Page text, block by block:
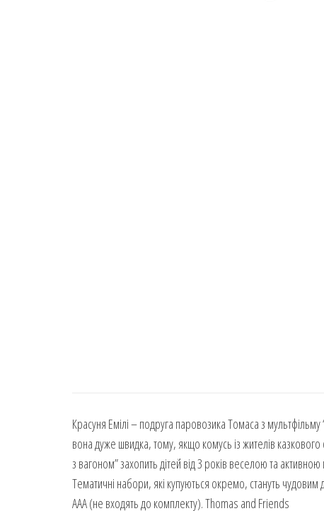
Красуня Емілі – подруга паровозика Томаса з
вона дуже швидка, тому, якщо комусь із жителів
з вагоном” захопить дітей від 3 років веселою та
Тематичні набори, які купуються окремо, стануть
AAA (не входять до комплекту). Thomas and Friends